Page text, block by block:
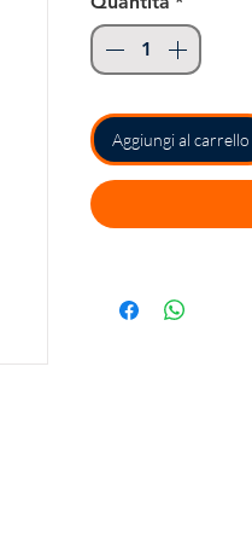
Aggiungi al carrello